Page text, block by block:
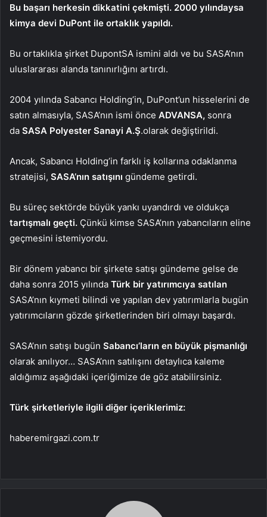
Bu başarı herkesin dikkatini çekmişti. 2000 yılındaysa
kimya devi DuPont ile ortaklık yapıldı.
Bu ortaklıkla şirket DupontSA ismini aldı ve bu SASA’nın
uluslararası alanda tanınırlığını artırdı.
2004 yılında Sabancı Holding’in, DuPont’un hisselerini de
satın almasıyla, SASA’nın ismi önce ADVANSA, sonra
da SASA Polyester Sanayi A.Ş.olarak değiştirildi.
Ancak, Sabancı Holding’in farklı iş kollarına odaklanma
stratejisi, SASA’nın satışını gündeme getirdi.
Bu süreç sektörde büyük yankı uyandırdı ve oldukça
tartışmalı geçti. Çünkü kimse SASA’nın yabancıların eline
geçmesini istemiyordu.
Bir dönem yabancı bir şirkete satışı gündeme gelse de
daha sonra 2015 yılında Türk bir yatırımcıya satılan
SASA’nın kıymeti bilindi ve yapılan dev yatırımlarla bugün
yatırımcıların gözde şirketlerinden biri olmayı başardı.
SASA’nın satışı bugün Sabancı’ların en büyük pişmanlığı
olarak anılıyor… SASA’nın satılışını detaylıca kaleme
aldığımız aşağıdaki içeriğimize de göz atabilirsiniz.
Türk şirketleriyle ilgili diğer içeriklerimiz:
haberemirgazi.com.tr